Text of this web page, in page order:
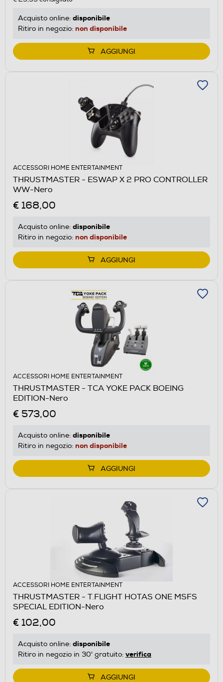
Acquisto online: disponibile
Ritiro in negozio: non disponibile
AGGIUNGI
ACCESSORI HOME ENTERTAINMENT
THRUSTMASTER - ESWAP X 2 PRO CONTROLLER
WW-Nero
€ 168,00
Acquisto online: disponibile
Ritiro in negozio: non disponibile
AGGIUNGI
ACCESSORI HOME ENTERTAINMENT
THRUSTMASTER - TCA YOKE PACK BOEING
EDITION-Nero
€ 573,00
Acquisto online: disponibile
Ritiro in negozio: non disponibile
AGGIUNGI
ACCESSORI HOME ENTERTAINMENT
THRUSTMASTER - T.FLIGHT HOTAS ONE MSFS
SPECIAL EDITION-Nero
€ 102,00
Acquisto online: disponibile
Ritiro in negozio in 30' gratuito: verifica
AGGIUNGI